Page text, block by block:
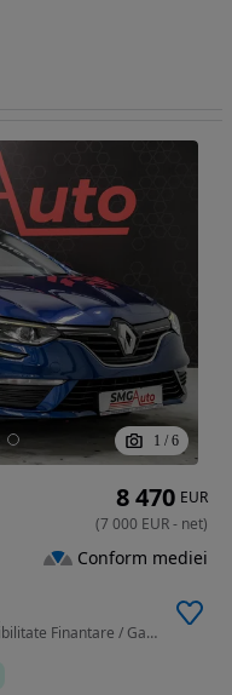
1 / 6
1332 cm3 • 116 CP • Renault Megane Posibilitate Finantare / Garantie
8 470 EUR
(7 000 EUR- net)
Conform mediei